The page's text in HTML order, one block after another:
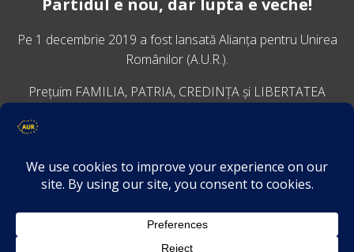
Partidul e nou, dar lupta e veche!
Pe 1 decembrie 2019 a fost lansatăAlianța pentru Unirea
Românilor (A.U.R.).
Prețuim FAMILIA, PATRIA, CREDINȚA și LIBERTATEA
VINO ALĂTURI DE NOI
Descarcă aplicația Platforma AUR
Termeni și condiții de confidențialitate